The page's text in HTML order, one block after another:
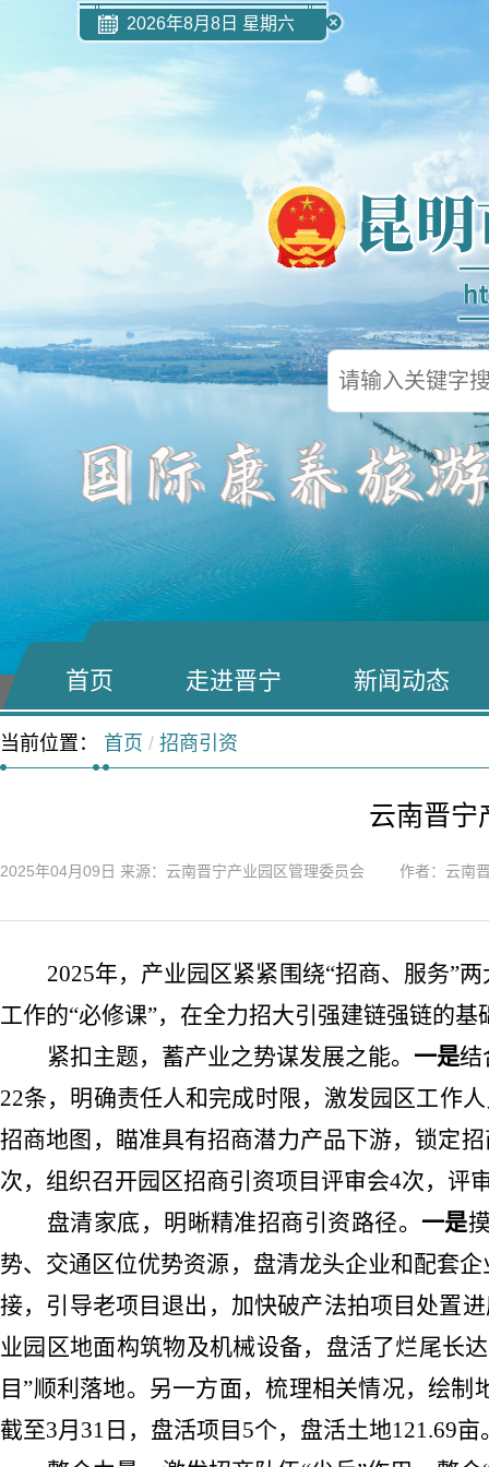
2026年8月8日 星期六
首页 走进晋宁 新闻动态
当前位置： 首页 / 招商引资
云南晋宁
2025年04月09日 来源：云南晋宁产业园区管理委员会 作者：云南晋
2025年， 产业园区紧紧围绕“招商、服务”
工作的“必修课”，在全力招大引强建链强链的
紧扣主题，蓄产业之势谋发展之能。 一是结
22条，明确责任人和完成时限，激发园区工作
招商地图，瞄准具有招商潜力产品下游，锁定
次，组织召开园区招商引资项目评审会4次，评
盘清家底，明晰精准招商引资路径。 一是
势、交通区位优势资源，盘清龙头企业和配套
接，引导老项目退出，加快破产法拍项目处置
业园区地面构筑物及机械设备，盘活了烂尾长
目”顺利落地。 另一方面，梳理相关情况，绘制
截至3月31日，盘活项目5个，盘活土地121.69亩